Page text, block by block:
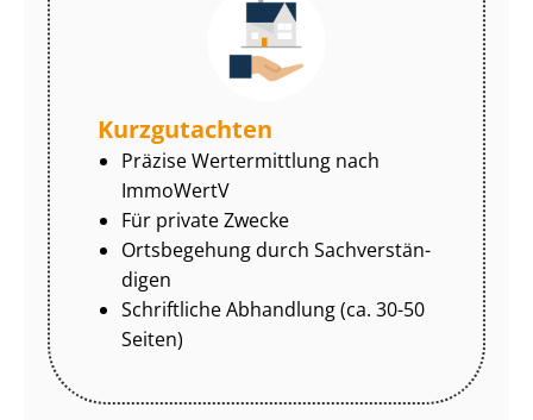
Kurzgutachten
Präzise Wertermittlung nach
ImmoWertV
Für private Zwecke
Ortsbegehung durch Sach­ver­stän­
di­gen
Schriftliche Abhandlung (ca. 30-50
Seiten)